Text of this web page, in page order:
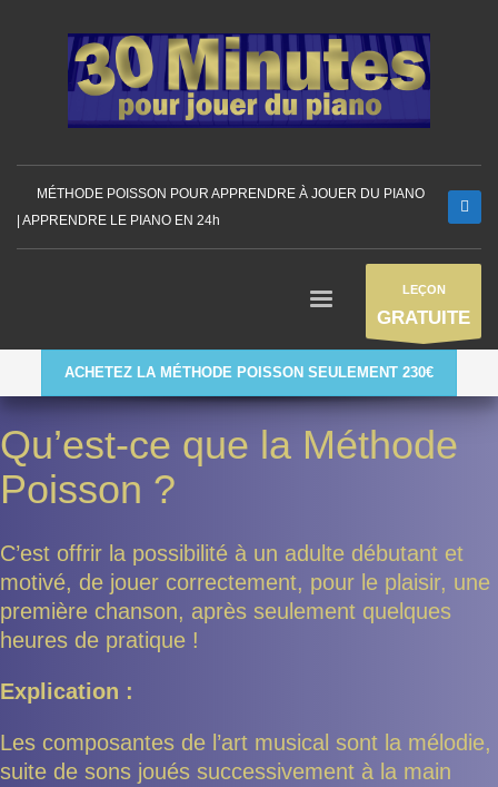
MÉTHODE POISSON POUR APPRENDRE À JOUER DU PIANO
| APPRENDRE LE PIANO EN 24h
LEÇON
GRATUITE
ACHETEZ LA MÉTHODE POISSON SEULEMENT 230€
Qu’est-ce que la Méthode
Poisson ?
C’est offrir la possibilité à un adulte débutant et
motivé, de jouer correctement, pour le plaisir, une
première chanson, après seulement quelques
heures de pratique !
Explication :
Les composantes de l’art musical sont la mélodie,
suite de sons joués successivement à la main